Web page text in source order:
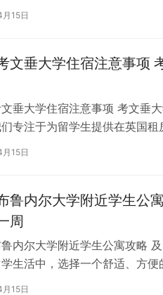
下简称利兹贝大）作为英国一所
15日
文垂大学住宿注意事项
垂大学住宿注意事项 考文垂
专注于为留学生提供在英国
讨英国考文垂大学住宿的注意事
15日
鲁内尔大学附近学生公
周
内尔大学附近学生公寓攻略
生活中，选择一个舒适、方
15日